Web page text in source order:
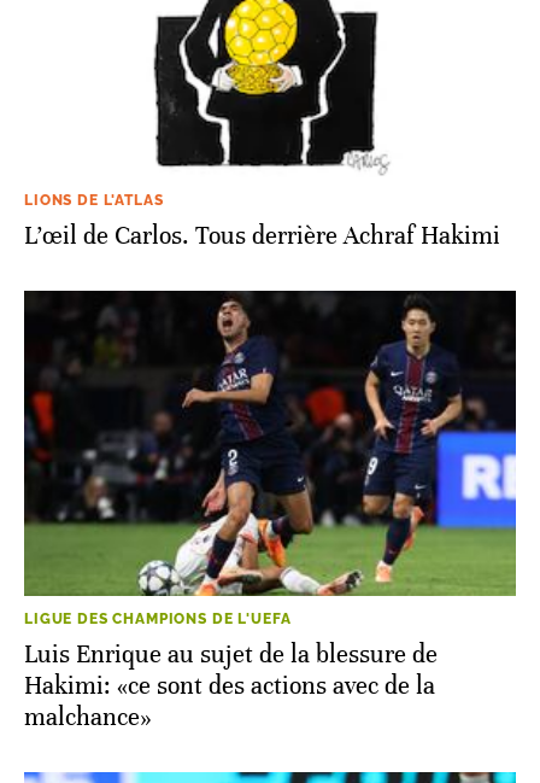
LIONS DE L'ATLAS
L’œil de Carlos. Tous derrière Achraf Hakimi
LIGUE DES CHAMPIONS DE L'UEFA
Luis Enrique au sujet de la blessure de
Hakimi: «ce sont des actions avec de la
malchance»